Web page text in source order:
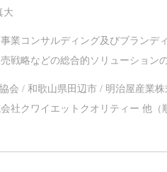
大
業コンサルディング及びブランデ
戦略などの総合的ソリューションの
会 / 和歌山県田辺市 / 明治屋産業
社クワイエットクオリティー 他（